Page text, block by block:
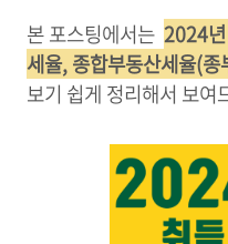
본 포스팅에서는 2024
세율, 종합부동산세율(
보기 쉽게 정리해서 보여